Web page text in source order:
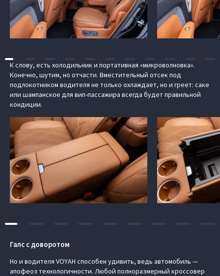
К слову, есть холодильник и портативная «микроволновка».
Конечно, шутим, но отчасти. Вместительный отсек под
подлокотником водителя не только охлаждает, но и греет: саке
или шампанское для вип-пассажира всегда будет правильной
кондиции.
Галс с доворотом
Но и водителя VOYAH способен удивить, ведь автомобиль —
апофеоз технологичности. Любой полноразмерный кроссовер